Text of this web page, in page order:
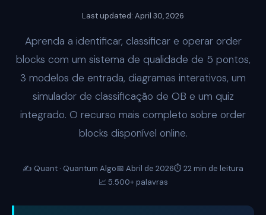
Last updated: April 30, 2026
Aprenda a identificar, classificar e operar order
blocks com um sistema de qualidade de 5 pontos,
3 modelos de entrada, diagramas interativos, um
simulador de classificação de OB e um quiz
integrado. O recurso mais completo sobre order
blocks disponível online.
✍️ Quant · Quantum Algo📅 Abril de 2026⏱️ 22 min de leitura
📈 5.500+ palavras